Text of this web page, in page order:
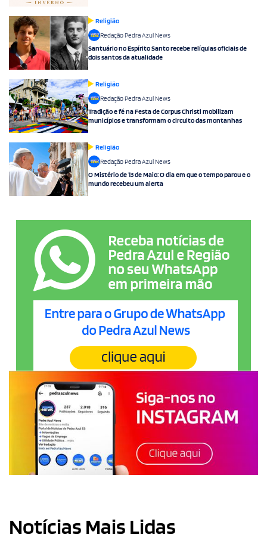
Religião
Redação Pedra Azul News
Santuário no Espírito Santo recebe relíquias oficiais de
dois santos da atualidade
Religião
Redação Pedra Azul News
Tradição e fé na Festa de Corpus Christi mobilizam
municípios e transformam o circuito das montanhas
Religião
Redação Pedra Azul News
O Mistério de 13 de Maio: O dia em que o tempo parou e o
mundo recebeu um alerta
Notícias Mais Lidas